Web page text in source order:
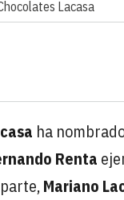
Lacasa
ha
Renta
Mariano